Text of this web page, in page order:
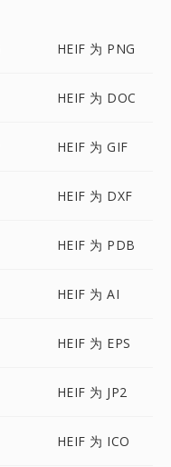
HEIF 为 PNG
HEIF 为 DOC
HEIF 为 GIF
HEIF 为 DXF
HEIF 为 PDB
HEIF 为 AI
HEIF 为 EPS
HEIF 为 JP2
HEIF 为 ICO